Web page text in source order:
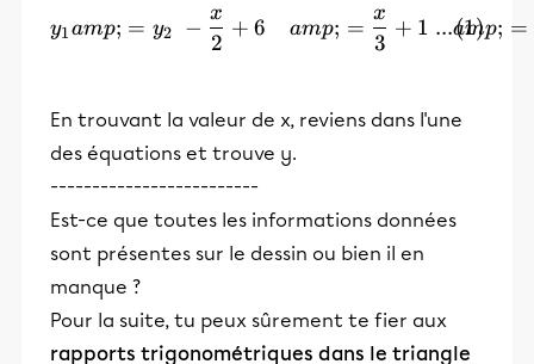
\begin{align} y_1
y1amp; = y2 −
2
x
+ 6 amp; =
3
x
+ 1 ...amp; =
En trouvant la valeur de x, reviens dans l'une
des équations et trouve y.
-------------------------
Est-ce que toutes les informations données
sont présentes sur le dessin ou bien il en
manque ?
Pour la suite, tu peux sûrement te fier aux
rapports trigonométriques dans le triangle